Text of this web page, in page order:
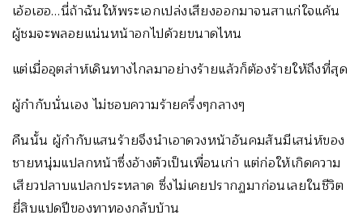
เอ้อเฮอ…นี่ถ้าฉันให้พระเอกเปล่งเสียงออกมาจนสาแก่ใจแค้น
ผู้ชมจะพลอยแน่นหน้าอกไปด้วยขนาดไหน
แต่เมื่ออุตส่าห์เดินทางไกลมาอย่างร้ายแล้วก็ต้องร้ายให้ถึงที่สุด
ผู้กำกับนั่นเอง ไม่ชอบความร้ายครึ่งๆกลางๆ
คืนนั้น ผู้กำกับแสนร้ายจึงนำเอาดวงหน้าอันคมสันมีเสน่ห์ของ
ชายหนุ่มแปลกหน้าซึ่งอ้างตัวเป็นเพื่อนเก่า แต่ก่อให้เกิดความ
เสียวปลาบแปลกประหลาด ซึ่งไม่เคยปรากฏมาก่อนเลยในชีวิต
ยี่สิบแปดปีของทาทองกลับบ้าน